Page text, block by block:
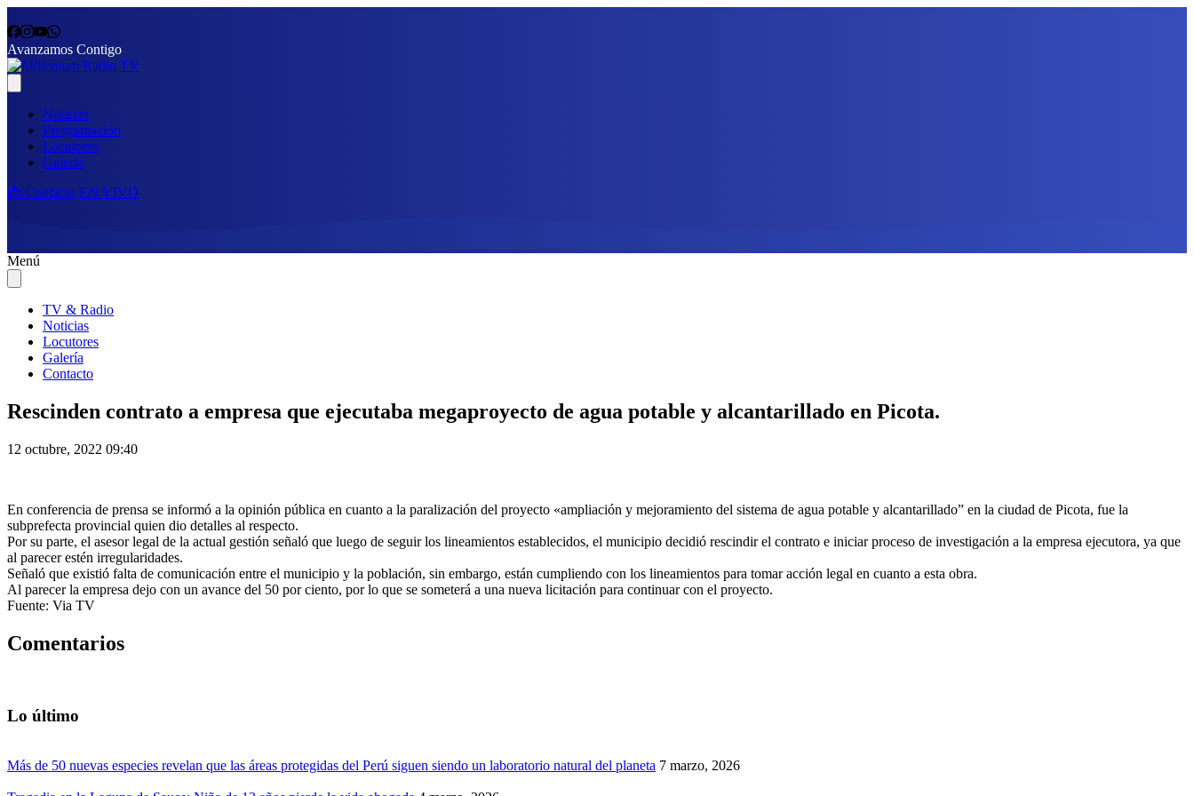
Avanzamos Contigo
Noticias
Programación
Locutores
Galería
📩 Contacto EN VIVO
Menú
TV & Radio
Noticias
Locutores
Galería
Contacto
Rescinden contrato a empresa que ejecutaba megaproyecto de agua potable y alcantarillado en Picota.
12 octubre, 2022 09:40
En conferencia de prensa se informó a la opinión pública en cuanto a la paralización del proyecto «ampliación y mejoramiento del sistema de agua potable y alcantarillado” en la ciudad de Picota, fue la
subprefecta provincial quien dio detalles al respecto.
Por su parte, el asesor legal de la actual gestión señaló que luego de seguir los lineamientos establecidos, el municipio decidió rescindir el contrato e iniciar proceso de investigación a la empresa ejecutora, ya que
al parecer estén irregularidades.
Señaló que existió falta de comunicación entre el municipio y la población, sin embargo, están cumpliendo con los lineamientos para tomar acción legal en cuanto a esta obra.
Al parecer la empresa dejo con un avance del 50 por ciento, por lo que se someterá a una nueva licitación para continuar con el proyecto.
Fuente: Via TV
Comentarios
Lo último
Más de 50 nuevas especies revelan que las áreas protegidas del Perú siguen siendo un laboratorio natural del planeta 7 marzo, 2026